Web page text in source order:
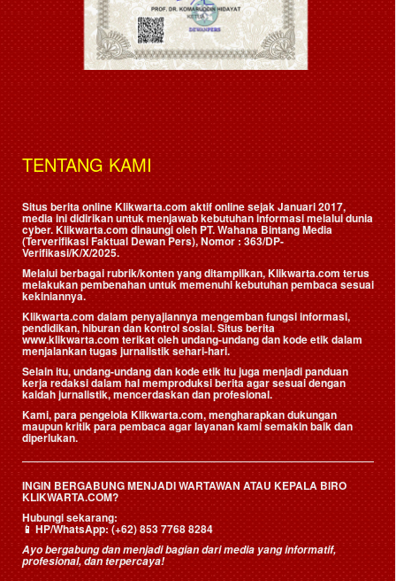
TENTANG KAMI
Situs berita online Klikwarta.com aktif online sejak Januari 2017,
media ini didirikan untuk menjawab kebutuhan informasi melalui dunia
cyber. Klikwarta.com dinaungi oleh PT. Wahana Bintang Media
(Terverifikasi Faktual Dewan Pers), Nomor : 363/DP-
Verifikasi/K/X/2025.
Melalui berbagai rubrik/konten yang ditampilkan, Klikwarta.com terus
melakukan pembenahan untuk memenuhi kebutuhan pembaca sesuai
kekiniannya.
Klikwarta.com dalam penyajiannya mengemban fungsi informasi,
pendidikan, hiburan dan kontrol sosial. Situs berita
www.klikwarta.com terikat oleh undang-undang dan kode etik dalam
menjalankan tugas jurnalistik sehari-hari.
Selain itu, undang-undang dan kode etik itu juga menjadi panduan
kerja redaksi dalam hal memproduksi berita agar sesuai dengan
kaidah jurnalistik, mencerdaskan dan profesional.
Kami, para pengelola Klikwarta.com, mengharapkan dukungan
maupun kritik para pembaca agar layanan kami semakin baik dan
diperlukan.
INGIN BERGABUNG MENJADI WARTAWAN ATAU KEPALA BIRO
KLIKWARTA.COM?
Hubungi sekarang:
📱HP/WhatsApp:(+62) 853 7768 8284
Ayo bergabung dan menjadi bagian dari media yang informatif,
profesional, dan terpercaya!